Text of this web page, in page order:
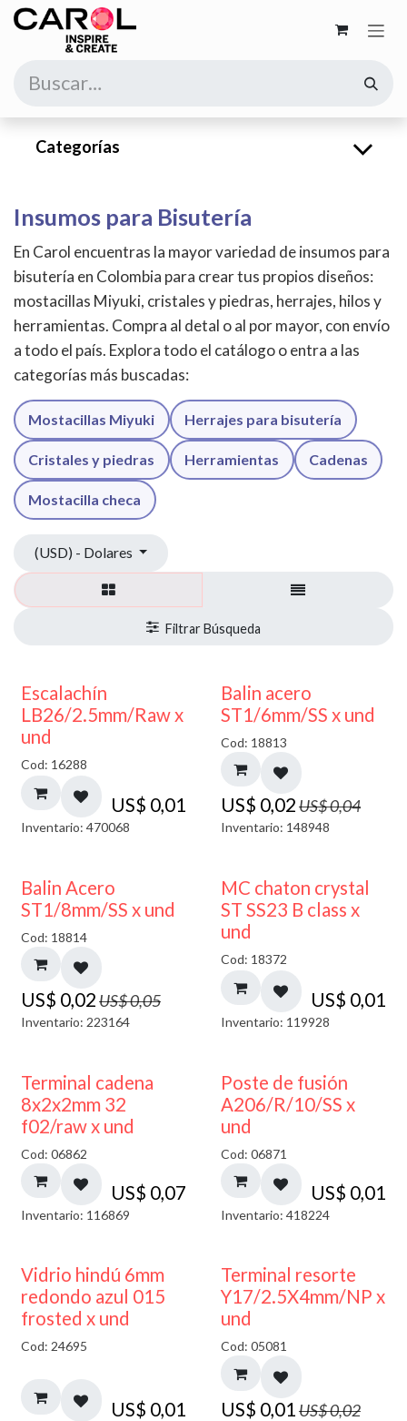
Ir al contenido
Categorías
Insumos para Bisutería
En Carol encuentras la mayor variedad de insumos para
bisutería en Colombia para crear tus propios diseños:
mostacillas Miyuki, cristales y piedras, herrajes, hilos y
herramientas. Compra al detal o al por mayor, con envío
a todo el país. Explora todo el catálogo o entra a las
categorías más buscadas:
Mostacillas Miyuki Herrajes para bisutería
Cristales y piedras Herramientas Cadenas
Mostacilla checa
(USD) - Dolares
Escalachín
LB26/2.5mm/Raw x
und
Cod: 16288
US$ 0,01
Inventario: 470068
50% DESCUENTO
Balin acero
ST1/6mm/SS x und
Cod: 18813
US$ 0,02US$0,04
Inventario: 148948
50% DESCUENTO
Balin Acero
ST1/8mm/SS x und
Cod: 18814
US$ 0,02US$0,05
Inventario: 223164
MC chaton crystal
ST SS23 B class x
und
Cod: 18372
US$ 0,01
Inventario: 119928
Terminal cadena
8x2x2mm 32
f02/raw x und
Cod: 06862
US$ 0,07
Inventario: 116869
Poste de fusión
A206/R/10/SS x
und
Cod: 06871
US$ 0,01
Inventario: 418224
40% DESCUENTO
Vidrio hindú 6mm
redondo azul 015
frosted x und
Cod: 24695
US$ 0,01
50% DESCUENTO
Terminal resorte
Y17/2.5X4mm/NP x
und
Cod: 05081
US$ 0,01 US$0,02